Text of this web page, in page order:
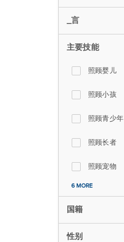
_言
主要技能
照顾婴儿
照顾小孩
照顾青少年
照顾长者
照顾宠物
6 MORE
国籍
性别